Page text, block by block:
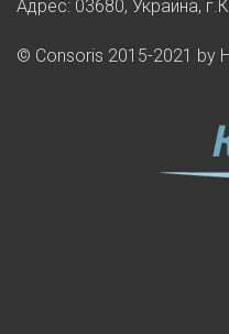
Адрес: 03680, Украина,
© Consoris 2015-2021 by